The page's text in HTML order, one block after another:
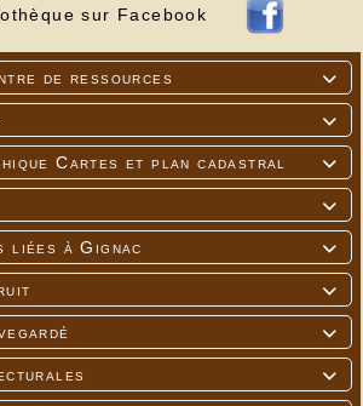
sur Facebook

de ressources


Cartes et plan cadastral


liées à Gignac


